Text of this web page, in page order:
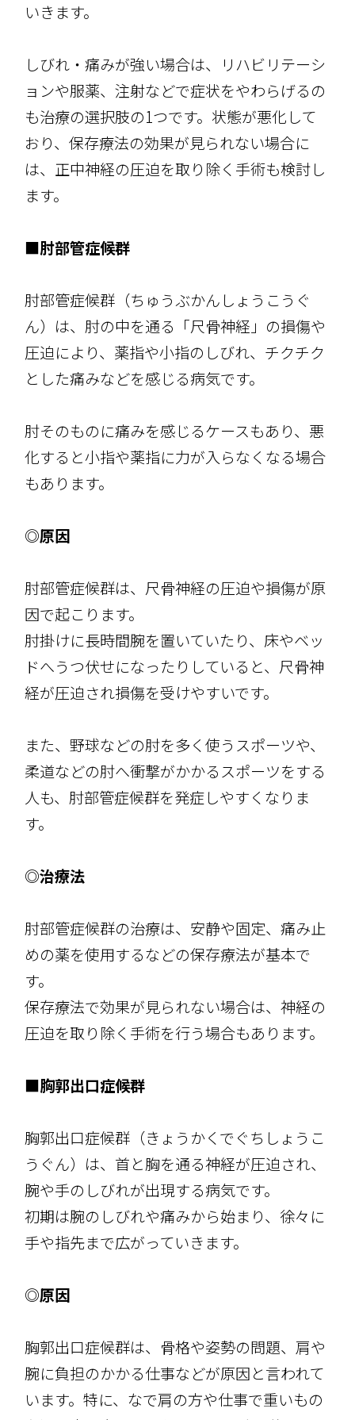
いきます。
しびれ・痛みが強い場合は、リハビリテーシ
ョンや服薬、注射などで症状をやわらげるの
も治療の選択肢の1つです。状態が悪化して
おり、保存療法の効果が見られない場合に
は、正中神経の圧迫を取り除く手術も検討し
ます。
■肘部管症候群
肘部管症候群（ちゅうぶかんしょうこうぐ
ん）は、肘の中を通る「尺骨神経」の損傷や
圧迫により、薬指や小指のしびれ、チクチク
とした痛みなどを感じる病気です。
肘そのものに痛みを感じるケースもあり、悪
化すると小指や薬指に力が入らなくなる場合
もあります。
◎原因
肘部管症候群は、尺骨神経の圧迫や損傷が原
因で起こります。
肘掛けに長時間腕を置いていたり、床やベッ
ドへうつ伏せになったりしていると、尺骨神
経が圧迫され損傷を受けやすいです。
また、野球などの肘を多く使うスポーツや、
柔道などの肘へ衝撃がかかるスポーツをする
人も、肘部管症候群を発症しやすくなりま
す。
◎治療法
肘部管症候群の治療は、安静や固定、痛み止
めの薬を使用するなどの保存療法が基本で
す。
保存療法で効果が見られない場合は、神経の
圧迫を取り除く手術を行う場合もあります。
■胸郭出口症候群
胸郭出口症候群（きょうかくでぐちしょうこ
うぐん）は、首と胸を通る神経が圧迫され、
腕や手のしびれが出現する病気です。
初期は腕のしびれや痛みから始まり、徐々に
手や指先まで広がっていきます。
◎原因
胸郭出口症候群は、骨格や姿勢の問題、肩や
腕に負担のかかる仕事などが原因と言われて
います。特に、なで肩の方や仕事で重いもの